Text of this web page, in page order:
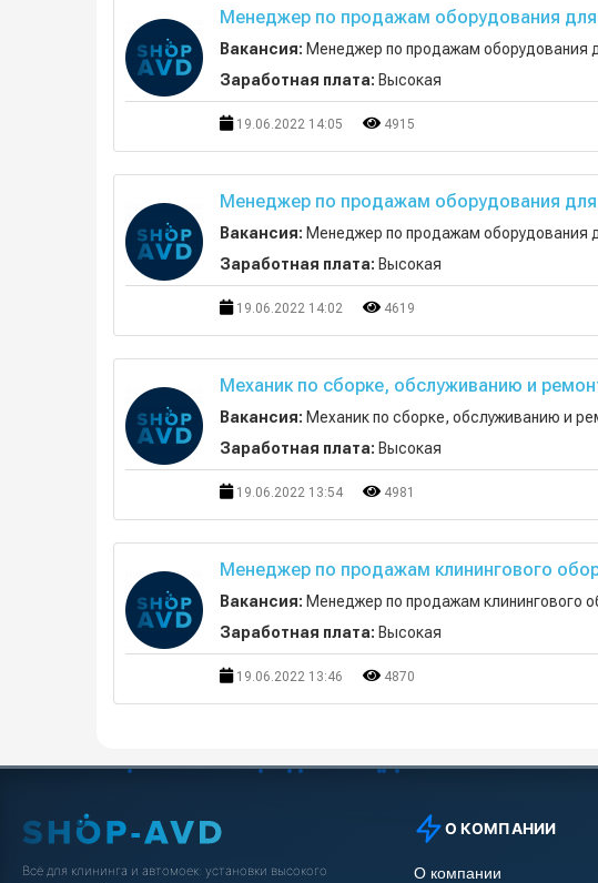
Менеджер по продажам оборудования
Вакансия: Менеджер по продажам
Заработная плата: Высокая
19.06.2022 14:05 4915
Менеджер по продажам оборудования
Вакансия: Менеджер по продажам оборудования
Заработная плата: Высокая
19.06.2022 14:02 4619
Механик по сборке, обслуживанию и
Вакансия: Механик по сборке, обслуживанию и
Заработная плата: Высокая
19.06.2022 13:54 4981
Менеджер по продажам клинингового
Вакансия: Менеджер по продажам клинингового
Заработная плата: Высокая
19.06.2022 13:46 4870
Всё для клининга и автомоек: установки высокого
О КОМПАНИИ
О компании